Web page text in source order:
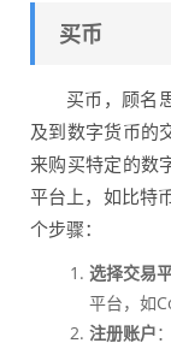
买币
买币，顾名
及到数字货币的
来购买特定的数
平台上，如比特
个步骤：
选择交易
平台，如
注册账户